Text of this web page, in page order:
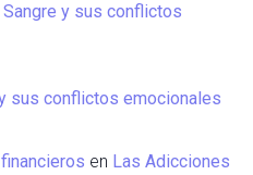
Sangre y sus conflictos
sus conflictos emocionales
en Las Adicciones